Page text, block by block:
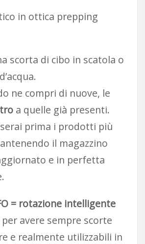
in ottica prepping
scorta di cibo in scatola o
ne compri di nuove, le
a quelle già presenti.
prima i prodotti più
il magazzino
e in perfetta
= rotazione intelligente
per avere sempre scorte
e realmente utilizzabili in